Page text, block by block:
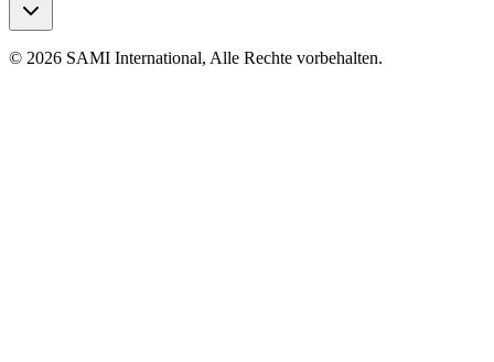
© 2026 SAMI International, Alle Rechte vorbehalten.